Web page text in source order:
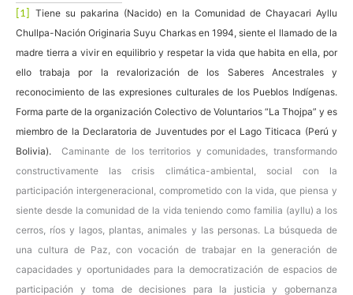
[1]
Tiene su pakarina (Nacido) en la Comunidad de Chayacari Ayllu
Chullpa-Nación Originaria Suyu Charkas en 1994, siente el llamado de la
madre tierra a vivir en equilibrio y respetar la vida que habita en ella, por
ello trabaja por la revalorización de los Saberes Ancestrales y
reconocimiento de las expresiones culturales de los Pueblos Indígenas.
Forma parte de la organización Colectivo de Voluntarios “La Thojpa” y es
miembro de la Declaratoria de Juventudes por el Lago Titicaca (Perú y
Bolivia).Caminante de los territorios y comunidades, transformando
constructivamente las crisis climática-ambiental, social con la
participación intergeneracional, comprometido con la vida, que piensa y
siente desde la comunidad de la vida teniendo como familia (ayllu) a los
cerros, ríos y lagos, plantas, animales y las personas. La búsqueda de
una cultura de Paz, con vocación de trabajar en la generación de
capacidades y oportunidades para la democratización de espacios de
participación y toma de decisiones para la justicia y gobernanza